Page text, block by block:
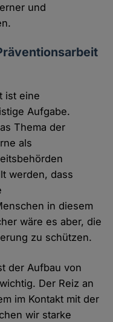
und
ist eine
Aufgabe.
Thema der
als
werden, dass
in diesem
wäre es aber, die
zu schützen.
der Aufbau von
Der Reiz an
im Kontakt mit der
wir starke